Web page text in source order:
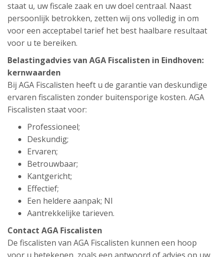
staat u, uw fiscale zaak en uw doel centraal. Naast
persoonlijk betrokken, zetten wij ons volledig in om
voor een acceptabel tarief het best haalbare resultaat
voor u te bereiken.
Belastingadvies van AGA Fiscalisten in Eindhoven:
kernwaarden
Bij AGA Fiscalisten heeft u de garantie van deskundige
ervaren fiscalisten zonder buitensporige kosten. AGA
Fiscalisten staat voor:
Professioneel;
Deskundig;
Ervaren;
Betrouwbaar;
Kantgericht;
Effectief;
Een heldere aanpak; Nl
Aantrekkelijke tarieven.
Contact AGA Fiscalisten
De fiscalisten van AGA Fiscalisten kunnen een hoop